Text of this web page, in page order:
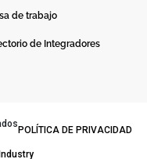
de trabajo
de Integradores
POLÍTICA DE PRIVACIDAD